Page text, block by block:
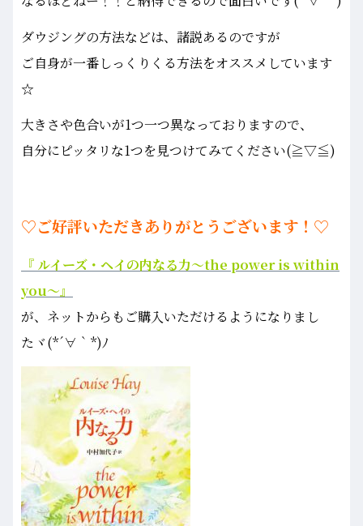
ダウジングの方法などは、諸説あるのですが
ご自身が一番しっくりくる方法をオススメしています
☆
大きさや色合いが1つ一つ異なっておりますので、
自分にピッタリな1つを見つけてみてください(≧▽≦)
♡ご好評いただきありがとうございます！♡
『 ルイーズ・ヘイの内なる力～the power is within
you～』
が、ネットからもご購入いただけるようになりまし
たヾ(*´∀｀*)ﾉ